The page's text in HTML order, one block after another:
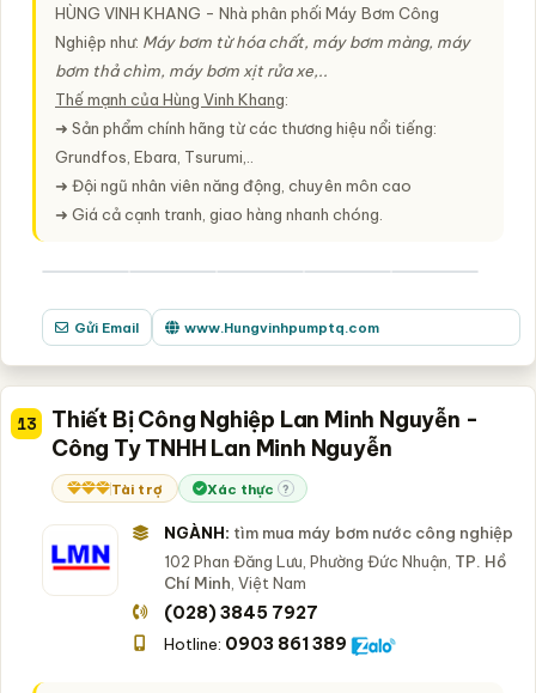
HÙNG VINH KHANG - Nhà phân phối Máy Bơm Công
Nghiệp như: Máy bơm từ hóa chất, máy bơm màng, máy
bơm thả chìm, máy bơm xịt rửa xe,..
Thế mạnh của Hùng Vinh Khang:
➜ Sản phẩm chính hãng từ các thương hiệu nổi tiếng:
Grundfos, Ebara, Tsurumi,..
➜ Đội ngũ nhân viên năng động, chuyên môn cao
➜ Giá cả cạnh tranh, giao hàng nhanh chóng.
Gửi Email www.Hungvinhpumptq.com
13
Thiết Bị Công Nghiệp Lan Minh Nguyễn -
Công Ty TNHH Lan Minh Nguyễn
Tài trợ Xác thực ?
NGÀNH: tìm mua máy bơm nước công nghiệp
102 Phan Đăng Lưu, Phường Đức Nhuận, TP. Hồ
Chí Minh, Việt Nam
(028) 3845 7927
Hotline: 0903 861 389